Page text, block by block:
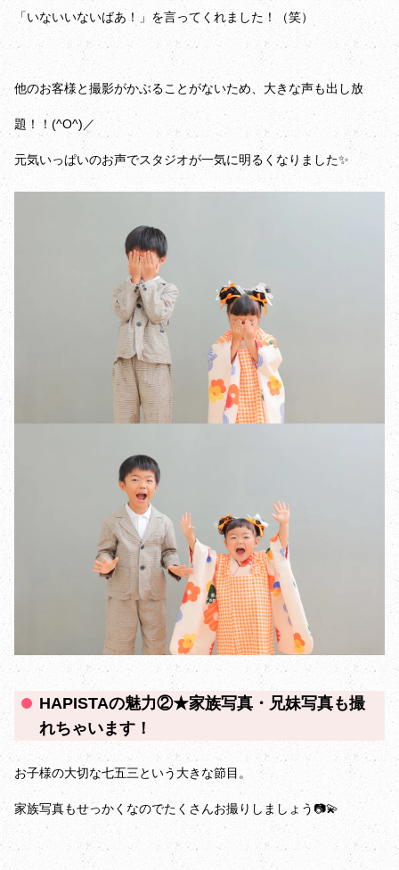
「いないいないばあ！」を言ってくれました！（笑）
他のお客様と撮影がかぶることがないため、大きな声も出し放
題！！(^O^)／
元気いっぱいのお声でスタジオが一気に明るくなりました✨
HAPISTAの魅力②★家族写真・兄妹写真も撮
れちゃいます！
お子様の大切な七五三という大きな節目。
家族写真もせっかくなのでたくさんお撮りしましょう📷💫